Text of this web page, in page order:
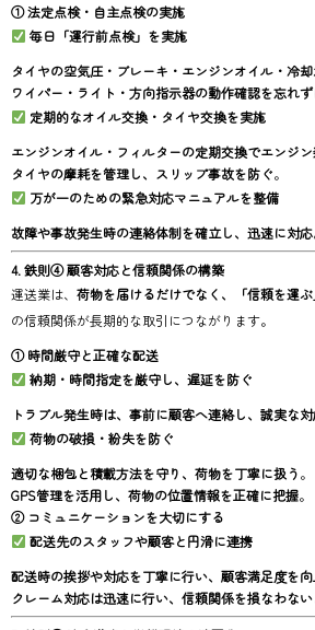
① 法定点検・自主点検の実施
毎日「運行前点検」を実施
タイヤの空気圧・ブレーキ・エンジンオイル・冷
ワイパー・ライト・方向指示器の動作確認を忘れず
定期的なオイル交換・タイヤ交換を実施
エンジンオイル・フィルターの定期交換でエンジ
タイヤの摩耗を管理し、スリップ事故を防ぐ。
万が一のための緊急対応マニュアルを整備
故障や事故発生時の連絡体制を確立し、迅速に対応
4. 鉄則④ 顧客対応と信頼関係の構築
運送業は、 荷物を届けるだけでなく、「信頼を運
の信頼関係が長期的な取引につながります。
① 時間厳守と正確な配送
納期・時間指定を厳守し、遅延を防ぐ
トラブル発生時は、事前に顧客へ連絡し、誠実な
荷物の破損・紛失を防ぐ
適切な梱包と積載方法を守り、荷物を丁寧に扱う。
GPS管理を活用し、荷物の位置情報を正確に把握。
② コミュニケーションを大切にする
配送先のスタッフや顧客と円滑に連携
配送時の挨拶や対応を丁寧に行い、顧客満足度を向
クレーム対応は迅速に行い、信頼関係を損なわな